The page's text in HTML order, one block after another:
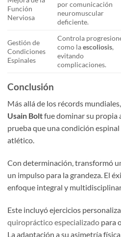
Función
Nerviosa
por comunicación
neuromuscular
deficiente.
Gestión de
Condiciones
Espinales
Controla
como laescoliosis,
evitando
complicaciones.
Conclusión
Más allá de los récords
Usain Boltfue dominar su propia
prueba que una condición
atlético.
Con determinación, transformó
un impulso para la grandeza. El
enfoque integral y
Este incluyó ejercicios
quiropráctico especializado para
La adaptación a su asimetría